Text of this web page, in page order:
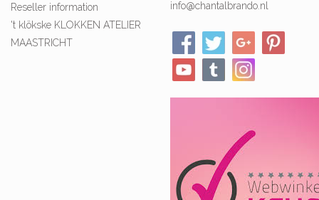
Reseller information
't klökske KLOKKEN ATELIER
MAASTRICHT
info@chantalbrando.nl